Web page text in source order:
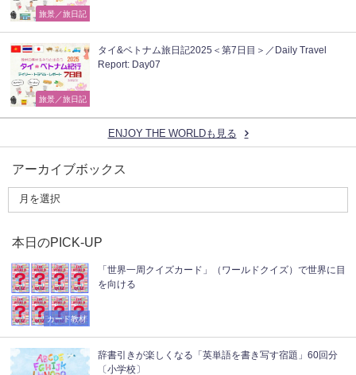
旅景／旅日記
旅景／旅日記
タイ&ベトナム旅日記2025＜第7日目＞／Daily Travel
Report: Day07
ENJOY THE WORLDも見る
アーカイブボックス
本日のPICK-UP
カード教材
「世界一周クイズカード」（ワールドクイズ）で世界に目
を向ける
辞書引きが楽しくなる「英単語を書き写す宿題」60回分
〔小学校〕